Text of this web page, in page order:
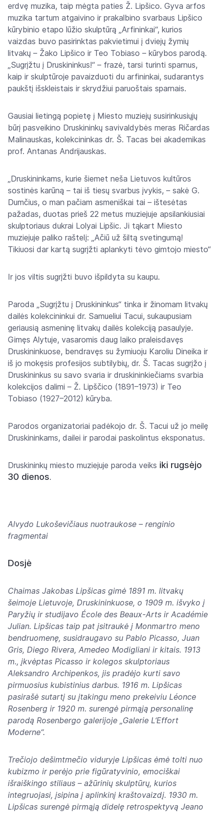
erdvę muzika, taip mėgta paties Ž. Lipšico. Gyva arfos
muzika tartum atgaivino ir prakalbino svarbaus Lipšico
kūrybinio etapo lūžio skulptūrą „Arfininkai“, kurios
vaizdas buvo pasirinktas pakvietimui į dviejų žymių
litvakų – Žako Lipšico ir Teo Tobiaso – kūrybos parodą.
„Sugrįžtu į Druskininkus!“ – frazė, tarsi turinti sparnus,
kaip ir skulptūroje pavaizduoti du arfininkai, sudarantys
paukštį išskleistais ir skrydžiui paruoštais sparnais.
Gausiai lietingą popietę į Miesto muziejų susirinkusiųjų
būrį pasveikino Druskininkų savivaldybės meras Ričardas
Malinauskas, kolekcininkas dr. Š. Tacas bei akademikas
prof. Antanas Andrijauskas.
„Druskininkams, kurie šiemet neša Lietuvos kultūros
sostinės karūną – tai iš tiesų svarbus įvykis, – sakė G.
Dumčius, o man pačiam asmeniškai tai – ištesėtas
pažadas, duotas prieš 22 metus muziejuje apsilankiusiai
skulptoriaus dukrai Lolyai Lipšic. Ji tąkart Miesto
muziejuje paliko raštelį: „Ačiū už šiltą svetingumą!
Tikiuosi dar kartą sugrįžti aplankyti tėvo gimtojo miesto“
Ir jos viltis sugrįžti buvo išpildyta su kaupu.
Paroda „Sugrįžtu į Druskininkus“ tinka ir žinomam litvakų
dailės kolekcininkui dr. Samueliui Tacui, sukaupusiam
geriausią asmeninę litvakų dailės kolekciją pasaulyje.
Gimęs Alytuje, vasaromis daug laiko praleisdavęs
Druskininkuose, bendravęs su žymiuoju Karoliu Dineika ir
iš jo mokęsis profesijos subtilybių, dr. Š. Tacas sugrįžo į
Druskininkus su savo svaria ir druskininkiečiams svarbia
kolekcijos dalimi – Ž. Lipščico (1891–1973) ir Teo
Tobiaso (1927–2012) kūryba.
Parodos organizatoriai padėkojo dr. Š. Tacui už jo meilę
Druskininkams, dailei ir parodai paskolintus eksponatus.
Druskininkų miesto muziejuje paroda veiks iki rugsėjo
30 dienos.
Alvydo Lukoševičiaus nuotraukose – renginio
fragmentai
Dosjė
Chaimas Jakobas Lipšicas gimė 1891 m. litvakų
šeimoje Lietuvoje, Druskininkuose, o 1909 m. išvyko į
Paryžių ir studijavo École des Beaux-Arts ir Académie
Julian. Lipšicas taip pat įsitraukė į Monmartro meno
bendruomenę, susidraugavo su Pablo Picasso, Juan
Gris, Diego Rivera, Amedeo Modigliani ir kitais. 1913
m., įkvėptas Picasso ir kolegos skulptoriaus
Aleksandro Archipenkos, jis pradėjo kurti savo
pirmuosius kubistinius darbus. 1916 m. Lipšicas
pasirašė sutartį su įtakingu meno prekeiviu Léonce
Rosenberg ir 1920 m. surengė pirmąją personalinę
parodą Rosenbergo galerijoje „Galerie L‘Effort
Moderne“.
Trečiojo dešimtmečio viduryje Lipšicas ėmė tolti nuo
kubizmo ir perėjo prie figūratyvinio, emociškai
išraiškingo stiliaus – ažūrinių skulptūrų, kurios
integruojasi, įsipina į aplinkinį kraštovaizdį. 1930 m.
Lipšicas surengė pirmąją didelę retrospektyvą Jeano